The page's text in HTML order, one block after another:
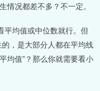
情况都差不多？不一定。
平均值或中位数就行。但
，是大部分人都在平均线
均值”？那么你就需要看小